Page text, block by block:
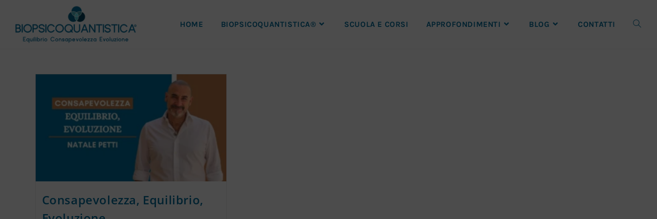
HOME BIOPSICOQUANTISTICA® SCUOLA E CORSI APPROFONDIMENTI BLOG CONTATTI
Consapevolezza, Equilibrio,